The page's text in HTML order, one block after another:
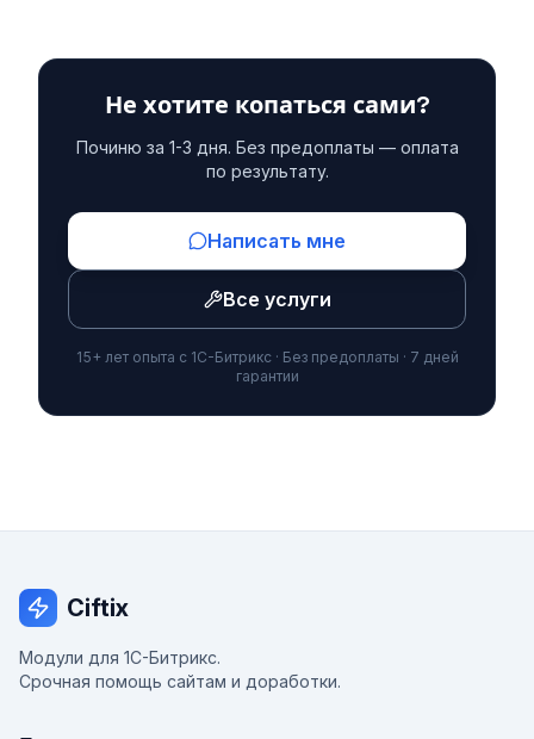
Не хотите копаться сами?
Починю за 1-3 дня. Без предоплаты — оплата
по результату.
Написать мне
Все услуги
15+ лет опыта с 1С-Битрикс · Без предоплаты · 7 дней
гарантии
Ciftix
Модули для 1С-Битрикс.
Срочная помощь сайтам и доработки.